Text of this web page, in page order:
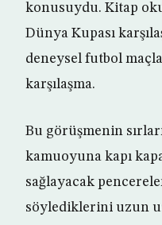
konusuydu. Kitap
Dünya Kupası
deneysel futbol
karşılaşma.
Bu görüşmenin
kamuoyuna kapı
sağlayacak
söylediklerini uzun